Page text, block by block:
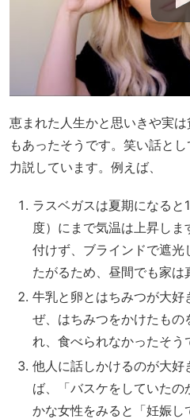
恵まれた人生かと思いきや実
もあったそうです。笑い話と
力説しています。例えば、
ラスベガスは夏期になると
度）にまで気温は上昇し
付けず、ブラインドで遮
たがるため、昼間でも家は
牛乳と卵とはちみつが大
ぜ、はちみつをかけたもの
れ、食べられなかったそう
他人に話しかけるのが大
ば、「バスケをしていたの
かな女性をみると「妊娠